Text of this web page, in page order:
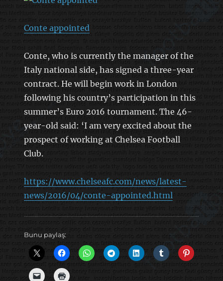
Conte appointed
Conte, who is currently the manager of the
Italy national side, has signed a three-year
contract. He will begin work in London
following his country’s participation in this
summer’s Euro 2016 tournament. The 46-
year-old said: ‘I am very excited about the
prospect of working at Chelsea Football
Club.
https://www.chelseafc.com/news/latest-
news/2016/04/conte-appointed.html
Bunu paylaş: